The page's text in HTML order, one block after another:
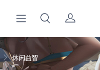
休闲益智